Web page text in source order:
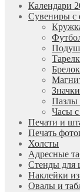
Календари
Сувениры с
Значки
Пазлы
Часы
Печати и
Печать
Холсты
Адресные
Стенды для
Наклейки
Овалы и